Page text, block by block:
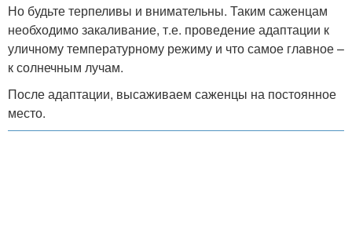
Но будьте терпеливы и внимательны. Таким саженцам
необходимо закаливание, т.е. проведение адаптации к
уличному температурному режиму и что самое главное –
к солнечным лучам.
После адаптации, высаживаем саженцы на постоянное
место.